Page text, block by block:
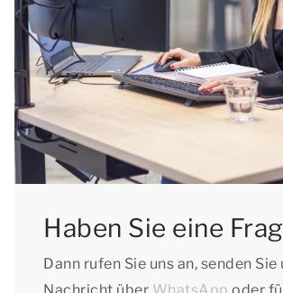
Haben Sie eine
Dann rufen Sie uns an, senden Sie